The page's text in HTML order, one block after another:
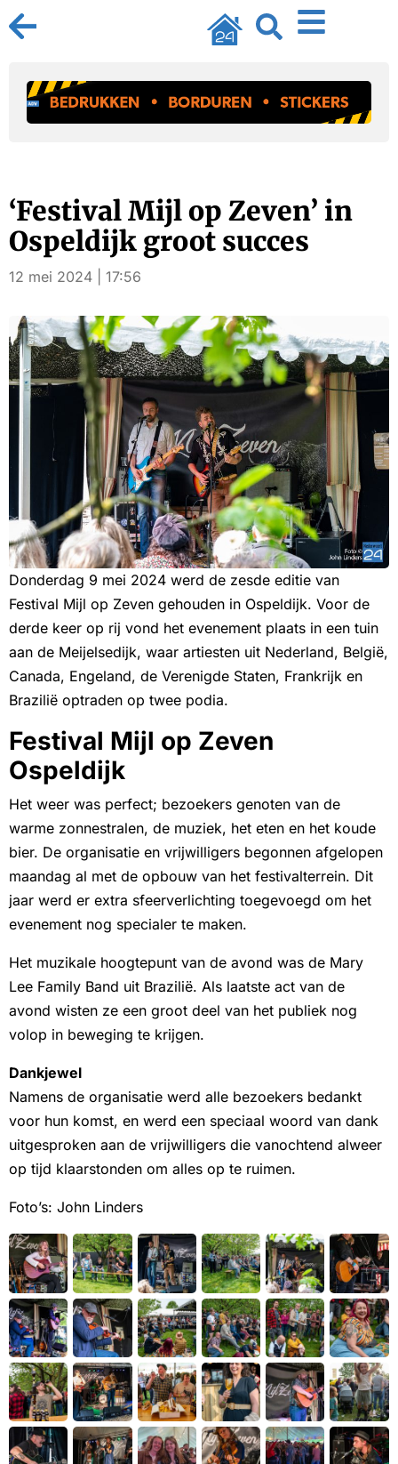
‘Festival Mijl op Zeven’ in
Ospeldijk groot succes
12 mei 2024 | 17:56
Donderdag 9 mei 2024 werd de zesde editie van
Festival Mijl op Zeven gehouden in Ospeldijk. Voor de
derde keer op rij vond het evenement plaats in een tuin
aan de Meijelsedijk, waar artiesten uit Nederland, België,
Canada, Engeland, de Verenigde Staten, Frankrijk en
Brazilië optraden op twee podia.
Festival Mijl op Zeven
Ospeldijk
Het weer was perfect; bezoekers genoten van de
warme zonnestralen, de muziek, het eten en het koude
bier. De organisatie en vrijwilligers begonnen afgelopen
maandag al met de opbouw van het festivalterrein. Dit
jaar werd er extra sfeerverlichting toegevoegd om het
evenement nog specialer te maken.
Het muzikale hoogtepunt van de avond was de Mary
Lee Family Band uit Brazilië. Als laatste act van de
avond wisten ze een groot deel van het publiek nog
volop in beweging te krijgen.
Dankjewel
Namens de organisatie werd alle bezoekers bedankt
voor hun komst, en werd een speciaal woord van dank
uitgesproken aan de vrijwilligers die vanochtend alweer
op tijd klaarstonden om alles op te ruimen.
Foto’s: John Linders